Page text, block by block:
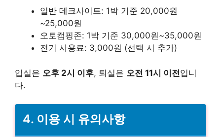
일반 데크사이트: 1박 기준 20,000원
~25,000원
오토캠핑존: 1박 기준 30,000원~35,000원
전기 사용료: 3,000원 (선택 시 추가)
입실은 오후 2시 이후, 퇴실은 오전 11시 이전입니
다.
4. 이용 시 유의사항